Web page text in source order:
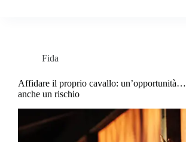
Fida
Affidare il proprio cavallo:
anche un rischio